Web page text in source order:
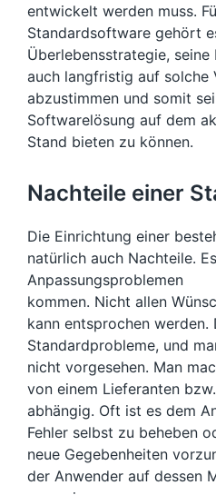
entwickelt werden muss.
Standardsoftware gehört
Überlebensstrategie,
auch langfristig auf solche
abzustimmen und somit
Softwarelösung auf dem
Stand bieten zu können.
Nachteile einer
Die Einrichtung einer
natürlich auch Nachteile.
Anpassungsproblemen
kommen. Nicht allen
kann entsprochen
Standardprobleme, und
nicht vorgesehen. Man
von einem Lieferanten
abhängig. Oft ist es dem
Fehler selbst zu beheben
neue Gegebenheiten
der Anwender auf dessen